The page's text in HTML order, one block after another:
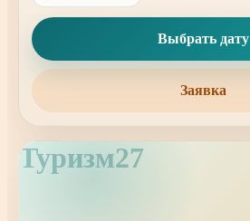
Выбрать дату
Заявка
Туризм27